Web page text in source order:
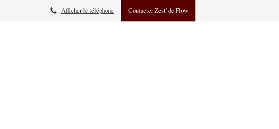
Contacter Zest' de Flow
Afficher le téléphone